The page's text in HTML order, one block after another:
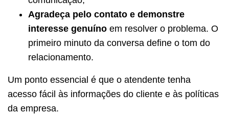
Agradeça pelo contato e demonstre
interesse genuíno em resolver o problema. O
primeiro minuto da conversa define o tom do
relacionamento.
Um ponto essencial é que o atendente tenha
acesso fácil às informações do cliente e às políticas
da empresa.